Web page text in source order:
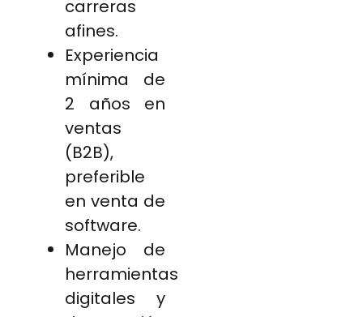
carreras
afines.
Experiencia
mínima de
2 años en
ventas
(B2B),
preferible
en venta de
software.
Manejo de
herramientas
digitales y